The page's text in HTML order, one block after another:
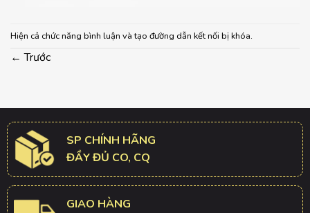
Hiện cả chức năng bình luận và tạo đường dẫn kết nối bị khóa.
← Trước
SP CHÍNH HÃNG
ĐẦY ĐỦ CO, CQ
GIAO HÀNG